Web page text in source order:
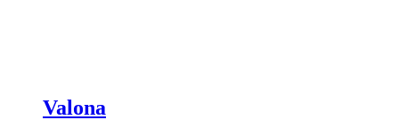
Valona